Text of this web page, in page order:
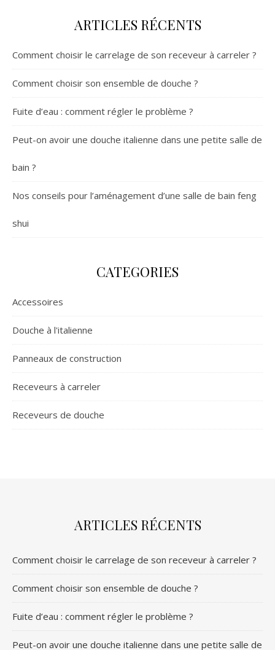
ARTICLES RÉCENTS
Comment choisir le carrelage de son receveur à carreler ?
Comment choisir son ensemble de douche ?
Fuite d’eau : comment régler le problème ?
Peut-on avoir une douche italienne dans une petite salle de
bain ?
Nos conseils pour l’aménagement d’une salle de bain feng
shui
CATEGORIES
Accessoires
Douche à l'italienne
Panneaux de construction
Receveurs à carreler
Receveurs de douche
ARTICLES RÉCENTS
Comment choisir le carrelage de son receveur à carreler ?
Comment choisir son ensemble de douche ?
Fuite d’eau : comment régler le problème ?
Peut-on avoir une douche italienne dans une petite salle de